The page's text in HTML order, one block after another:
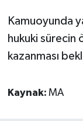
Kamuoyunda
hukuki sürecin
kazanması
Kaynak: MA